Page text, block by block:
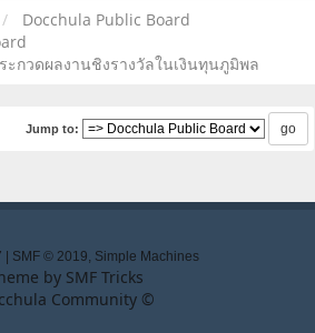
Docchula Public Board
กวดผลงานชิงรางวัลในเงินทุนภูมิพล
Jump to:
| SMF © 2019 Simple Machines
by SMF Tricks
Community ©